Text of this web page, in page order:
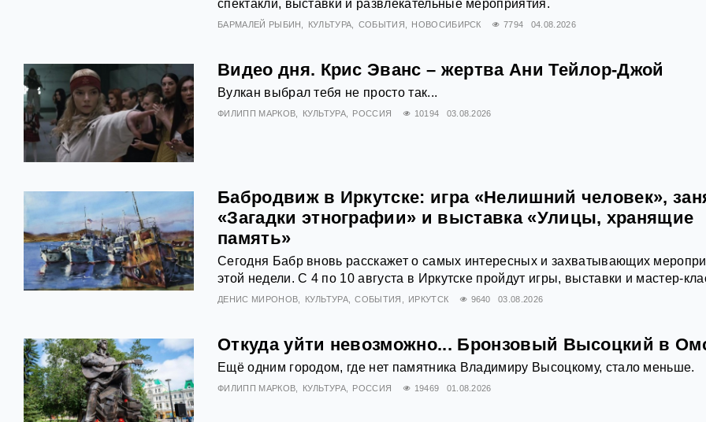
спектакли, выставки и развлекательные мероприятия.
БАРМАЛЕЙ РЫБИН КУЛЬТУРА СОБЫТИЯ НОВОСИБИРСК 7794 04.08.2026
Видео дня. Крис Эванс – жертва Ани Тейлор-Джой
Вулкан выбрал тебя не просто так...
ФИЛИПП МАРКОВ КУЛЬТУРА РОССИЯ 10194 03.08.2026
Бабродвиж в Иркутске: игра «Нелишний человек»,
«Загадки этнографии» и выставка «Улицы, хранящие
память»
Сегодня Бабр вновь расскажет о самых интересных и захватывающих
этой недели. С 4 по 10 августа в Иркутске пройдут игры, выставки и мастер-
ДЕНИС МИРОНОВ КУЛЬТУРА СОБЫТИЯ ИРКУТСК 9640 03.08.2026
Откуда уйти невозможно... Бронзовый Высоцкий в
Ещё одним городом, где нет памятника Владимиру Высоцкому, стало меньше.
ФИЛИПП МАРКОВ КУЛЬТУРА РОССИЯ 19469 01.08.2026